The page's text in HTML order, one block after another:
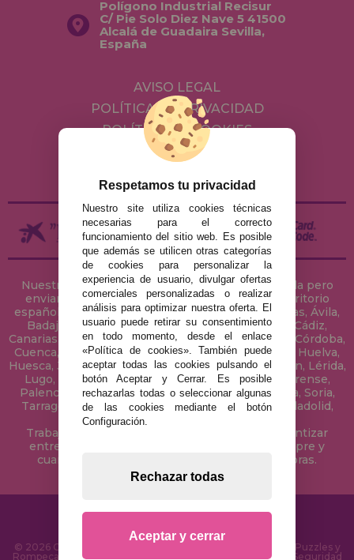
Polígono Industrial Recisur
C/ Pie Solo Diez Nave 5 41500
Alcalá de Guadaira Sevilla,
España
AVISO LEGAL
POLÍTICA DE PRIVACIDAD
POLÍTICA DE COOKIES
ENVÍOS Y DEVOLUCIONES
Nuestra tienda de puzzles está ubicada en Sevilla pero
enviamos tus puzzles a cualquier ciudad del territorio
español: Álava, Albacete, Alicante, Almería, Asturias, Ávila,
Badajoz, Baleares, Barcelona, Burgos, Cáceres, Cádiz,
Canarias, Cantabria, Castellón, Ceuta, Ciudad Real, Córdoba,
Cuenca, Gerona, Granada, Guadalajara, Guipúzcoa, Huelva,
Huesca, Jaén, La Coruña, La Rioja, Las Palmas, Leon, Lérida,
Lugo, Madrid, Málaga, Melilla, Murcia, Navarra, Orense,
Palencia, Pontevedra, Salamanca, Segovia, Sevilla, Soria,
Tarragona, Tenerife, Teruel, Toledo, Valencia, Valladolid,
Vizcaya, Zamora y Zaragoza.
Trabajamos con Stocks permanentes para garantizar
entregas rápidas en territorio peninsular, siempre y
cuando el pedido se realice antes de las 18 horas.
© 2026 CasaDelPuzzle.com - Tienda Online para comprar Puzzles y
Rompecabezas en Internet. Entrega Rápida en 24 Horas y Seguridad
Respetamos tu privacidad
Nuestro site utiliza cookies técnicas
necesarias para el correcto
funcionamiento del sitio web. Es posible
que además se utilicen otras categorías
de cookies para personalizar la
experiencia de usuario, divulgar ofertas
comerciales personalizadas o realizar
análisis para optimizar nuestra oferta. El
usuario puede retirar su consentimiento
en todo momento, desde el enlace
«Política de cookies». También puede
aceptar todas las cookies pulsando el
botón Aceptar y Cerrar. Es posible
rechazarlas todas o seleccionar algunas
de las cookies mediante el botón
Configuración.
Rechazar todas
Aceptar y cerrar